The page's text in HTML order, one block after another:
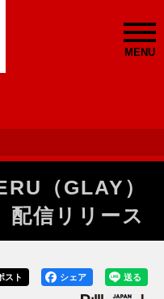
MENU
（GLAY）
配信リリース
送る
シェア
スト